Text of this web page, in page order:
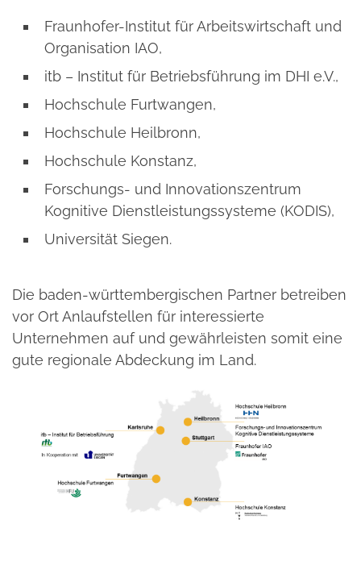
Fraunhofer-Institut für Arbeitswirtschaft und
Organisation IAO,
itb – Institut für Betriebsführung im DHI e.V.,
Hochschule Furtwangen,
Hochschule Heilbronn,
Hochschule Konstanz,
Forschungs- und Innovationszentrum
Kognitive Dienstleistungssysteme (KODIS),
Universität Siegen.
Die baden-württembergischen Partner betreiben
vor Ort Anlaufstellen für interessierte
Unternehmen auf und gewährleisten somit eine
gute regionale Abdeckung im Land.